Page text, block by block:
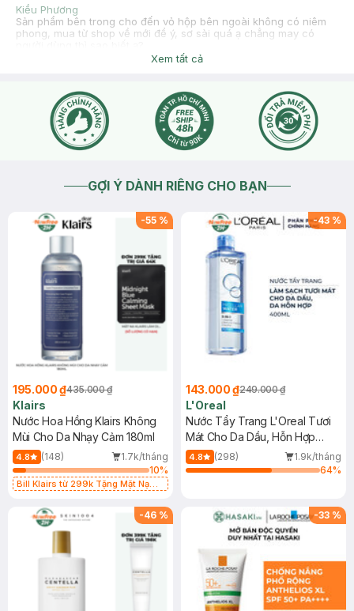
Kiều Phương
Sản phẩm bên trong cho đến vỏ hộp bên ngoài không có niêm
phong, mua từ shop về mới để ý, sơ sài quá ạ chẳng may có
dạ Hasaki xin lỗi bạn về trải nghiệm sản phẩm chưa tốt ạ, nhờ
bạn nhắn tin với Hasaki kiểm tra hỗ trợ bạn nhé!
2026-03-13Thích
Xem tất cả
GỢI Ý DÀNH RIÊNG CHO BẠN
-55 %
195.000 ₫435.000 ₫
Klairs
Nước Hoa Hồng Klairs Không
Mùi Cho Da Nhạy Cảm 180ml
4.8 (148)
1.7k/tháng
10%
Bill Klairs từ 299k Tặng Mặt Nạ
25ml (SL Có Hạn)
-43 %
143.000 ₫249.000 ₫
L'Oreal
Nước Tẩy Trang L'Oreal Tươi
Mát Cho Da Dầu, Hỗn Hợp
400ml
4.8 (298)
1.9k/tháng
64%
-46 % -33 %